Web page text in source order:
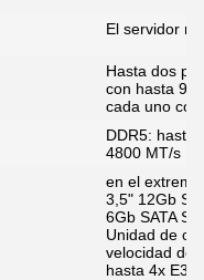
El servidor
Hasta dos
con hasta 96
cada uno
DDR5: hasta
4800 MT/s
en el
3,5" 12Gb
6Gb SATA
Unidad de
velocidad de
hasta 4x